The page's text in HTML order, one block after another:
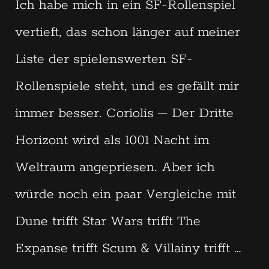
Ich habe mich in ein SF-Rollenspiel
vertieft, das schon länger auf meiner
Liste der spielenswerten SF-
Rollenspiele steht, und es gefällt mir
immer besser. Coriolis – Der Dritte
Horizont wird als 1001 Nacht im
Weltraum angepriesen. Aber ich
würde noch ein paar Vergleiche mit
Dune trifft Star Wars trifft The
Expanse trifft Scum & Villainy trifft …